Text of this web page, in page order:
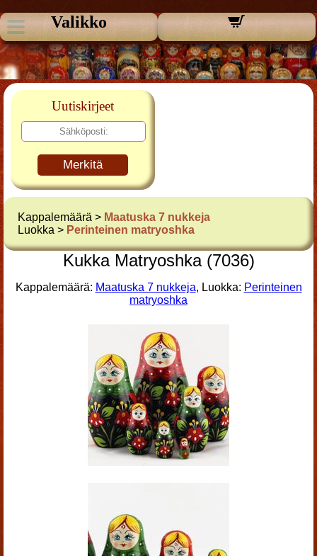
Valikko
Uutiskirjeet
Merkitä
Kappalemäärä > Maatuska 7 nukkeja
Luokka > Perinteinen matryoshka
Kukka Matryoshka (7036)
Kappalemäärä: Maatuska 7 nukkeja, Luokka: Perinteinen
matryoshka